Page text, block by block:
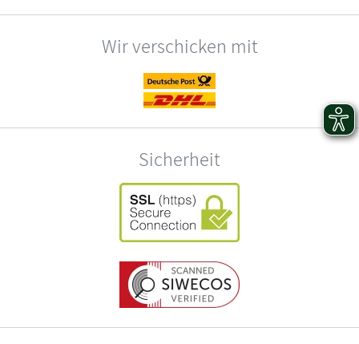
Wir verschicken mit
Sicherheit